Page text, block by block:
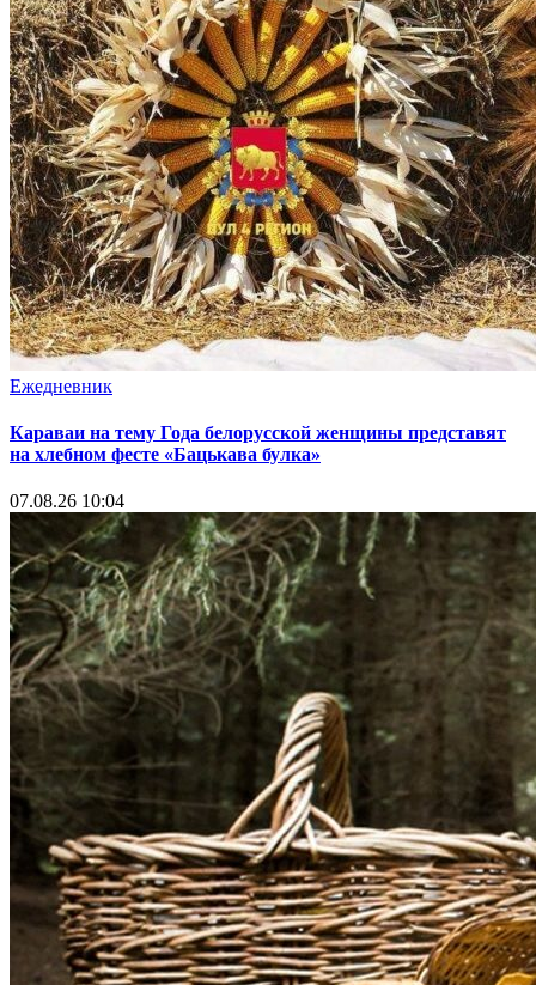
Ежедневник
Караваи на тему Года белорусской женщины представят
на хлебном фесте «Бацькава булка»
07.08.26 10:04